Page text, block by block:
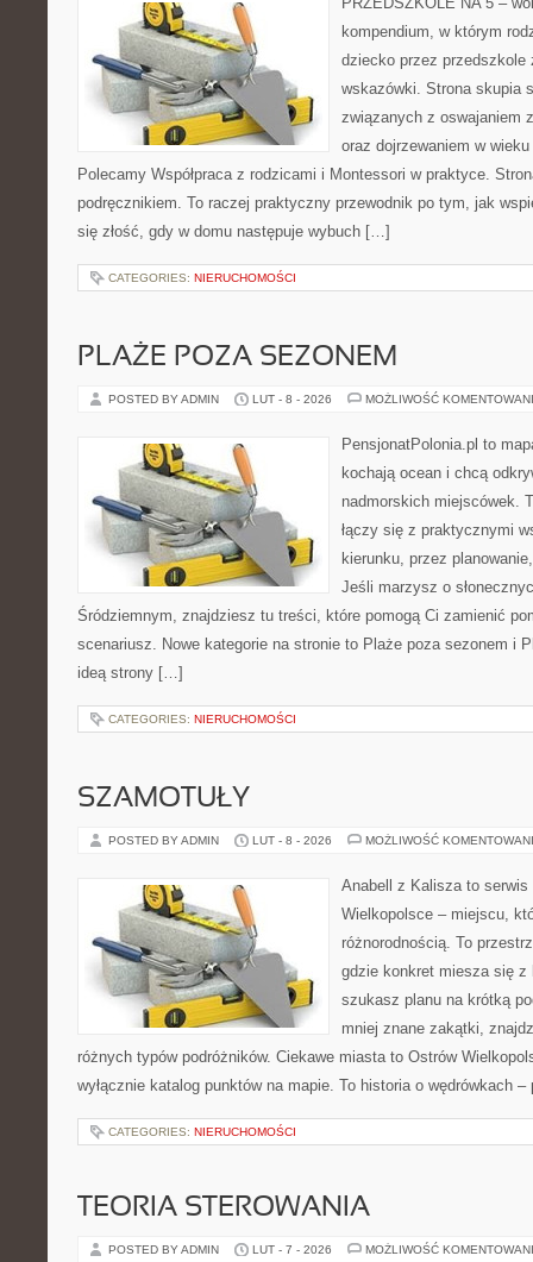
kompendium, w którym
dziecko przez przedszkole
wskazówki. Strona skupia
związanych z oswajaniem
oraz dojrzewaniem w
Polecamy Współpraca z rodzicami i Montessori w praktyce.
podręcznikiem. To raczej praktyczny przewodnik po tym, jak
się złość, gdy w domu następuje wybuch […]
CATEGORIES: NIERUCHOMOŚCI
PLAŻE POZA SEZONEM
POSTED BY ADMIN LUT - 8 - 2026 MOŻLIWOŚĆ
PensjonatPolonia.pl to
kochają ocean i chcą
nadmorskich miejscówek.
łączy się z praktycznymi
kierunku, przez
Jeśli marzysz o
Śródziemnym, znajdziesz tu treści, które pomogą Ci zamienić
scenariusz. Nowe kategorie na stronie to Plaże poza sezonem i
ideą strony […]
CATEGORIES: NIERUCHOMOŚCI
SZAMOTUŁY
POSTED BY ADMIN LUT - 8 - 2026 MOŻLIWOŚĆ
Anabell z Kalisza to
Wielkopolsce – miejscu,
różnorodnością. To
gdzie konkret miesza się
szukasz planu na krótką
mniej znane zakątki,
różnych typów podróżników. Ciekawe miasta to Ostrów
wyłącznie katalog punktów na mapie. To historia o wędrówkach
CATEGORIES: NIERUCHOMOŚCI
TEORIA STEROWANIA
POSTED BY ADMIN LUT - 7 - 2026 MOŻLIWOŚĆ